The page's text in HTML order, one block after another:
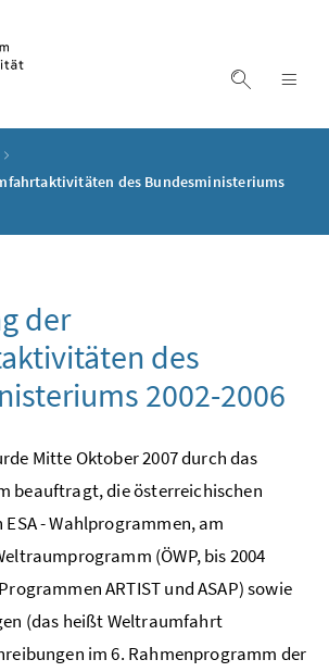
Suche
des Bundesministeriums
der
des
2002-2006
Mitte Oktober 2007 durch das
beauftragt, die österreichischen
ESA- Wahlprogrammen, am
(ÖWP, bis 2004
ARTIST und ASAP) sowie
(das heißt Weltraumfahrt
im 6. Rahmenprogramm der